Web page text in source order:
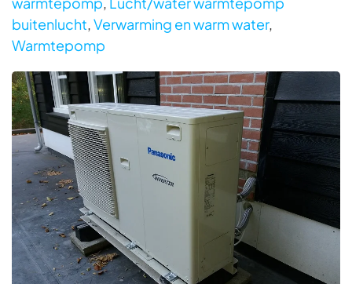
buitenlucht,Verwarming en warm water,
Warmtepomp
Foto bekijken